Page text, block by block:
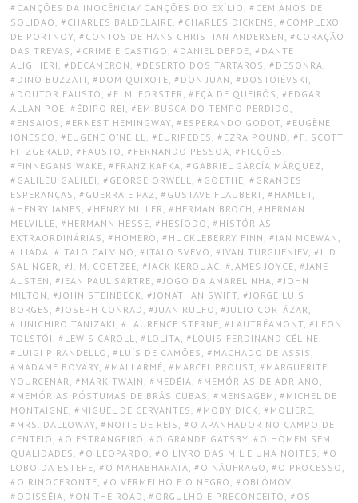
CANÇÕES DA INOCÊNCIA/ CANÇÕES DO EXÍLIO , CEM ANOS DE
SOLIDÃO , CHARLES BALDELAIRE, CHARLES DICKENS , COMPLEXO
DE PORTNOY, CONTOS DE HANS CHRISTIAN ANDERSEN , CORAÇÃO
DAS TREVAS , CRIME E CASTIGO , DANIEL DEFOE, DANTE
ALIGHIERI , DECAMERON , DESERTO DOS TÁRTAROS , DESONRA,
DINO BUZZATI , DOM QUIXOTE, DON JUAN , DOSTOIÉVSKI ,
DOUTOR FAUSTO , E. M. FORSTER, EÇA DE QUEIRÓS , EDGAR
ALLAN POE, ÉDIPO REI , EM BUSCA DO TEMPO PERDIDO ,
ENSAIOS , ERNEST HEMINGWAY, ESPERANDO GODOT, EUGÈNE
IONESCO , EUGENE O’NEILL, EURÍPEDES , EZRA POUND , F. SCOTT
FITZGERALD , FAUSTO , FERNANDO PESSOA, FICÇÕES ,
FINNEGANS WAKE, FRANZ KAFKA, GABRIEL GARCÍA MÁRQUEZ,
GALILEU GALILEI , GEORGE ORWELL, GOETHE, GRANDES
ESPERANÇAS , GUERRA E PAZ, GUSTAVE FLAUBERT, HAMLET,
HENRY JAMES , HENRY MILLER, HERMAN BROCH , HERMAN
MELVILLE, HERMANN HESSE, HESÍODO , HISTÓRIAS
EXTRAORDINÁRIAS , HOMERO , HUCKLEBERRY FINN , IAN MCEWAN ,
ILÍADA, ITALO CALVINO , ITALO SVEVO , IVAN TURGUÊNIEV, J. D.
SALINGER, J. M. COETZEE, JACK KEROUAC, JAMES JOYCE, JANE
AUSTEN , JEAN PAUL SARTRE, JOGO DA AMARELINHA, JOHN
MILTON , JOHN STEINBECK, JONATHAN SWIFT, JORGE LUIS
BORGES , JOSEPH CONRAD , JUAN RULFO , JULIO CORTÁZAR,
JUNICHIRO TANIZAKI , LAURENCE STERNE, LAUTRÉAMONT, LEON
TOLSTÓI , LEWIS CAROLL, LOLITA, LOUIS-FERDINAND CÉLINE,
LUIGI PIRANDELLO , LUÍS DE CAMÕES , MACHADO DE ASSIS ,
MADAME BOVARY, MALLARMÉ, MARCEL PROUST, MARGUERITE
YOURCENAR, MARK TWAIN , MEDÉIA, MEMÓRIAS DE ADRIANO ,
MEMÓRIAS PÓSTUMAS DE BRÁS CUBAS , MENSAGEM , MICHEL DE
MONTAIGNE, MIGUEL DE CERVANTES , MOBY DICK, MOLIÈRE,
MRS. DALLOWAY, NOITE DE REIS , O APANHADOR NO CAMPO DE
CENTEIO , O ESTRANGEIRO , O GRANDE GATSBY, O HOMEM SEM
QUALIDADES , O LEOPARDO , O LIVRO DAS MIL E UMA NOITES , O
LOBO DA ESTEPE, O MAHABHARATA, O NÁUFRAGO , O PROCESSO ,
O RINOCERONTE, O VERMELHO E O NEGRO , OBLÓMOV,
ODISSÉIA, ON THE ROAD , ORGULHO E PRECONCEITO , OS